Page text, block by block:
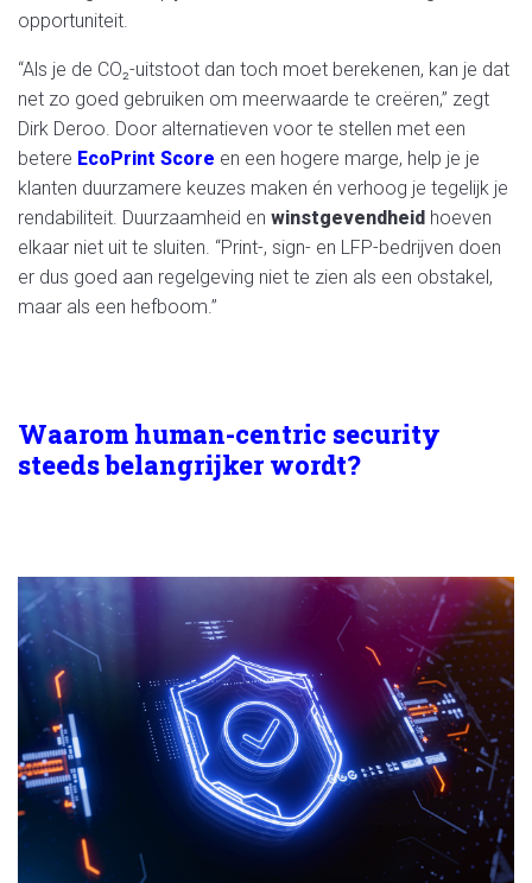
opportuniteit.
“Als je de CO₂-uitstoot dan toch moet berekenen, kan je dat
net zo goed gebruiken om meerwaarde te creëren,” zegt
Dirk Deroo. Door alternatieven voor te stellen met een
betere EcoPrint Score en een hogere marge, help je je
klanten duurzamere keuzes maken én verhoog je tegelijk je
rendabiliteit. Duurzaamheid en winstgevendheid hoeven
elkaar niet uit te sluiten. “Print-, sign- en LFP-bedrijven doen
er dus goed aan regelgeving niet te zien als een obstakel,
maar als een hefboom.”
Waarom human-centric security
steeds belangrijker wordt?